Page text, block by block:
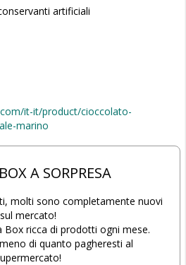
artificiali
it-it/product/cioccolato-
marino
A SORPRESA
molti sono completamente nuovi
sul mercato!
Box ricca di prodotti ogni mese.
di quanto pagheresti al